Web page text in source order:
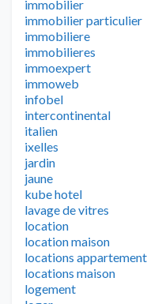
immobilier
immobilier particulier
immobiliere
immobilieres
immoexpert
immoweb
infobel
intercontinental
italien
ixelles
jardin
jaune
kube hotel
lavage de vitres
location
location maison
locations appartement
locations maison
logement